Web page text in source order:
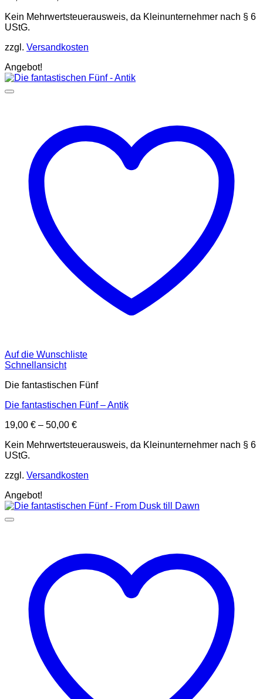
Kein Mehrwertsteuerausweis, da Kleinunternehmer nach § 6
UStG.
zzgl. Versandkosten
Angebot!
Auf die Wunschliste
Schnellansicht
Die fantastischen Fünf
Die fantastischen Fünf – Antik
19,00 € – 50,00 €
Kein Mehrwertsteuerausweis, da Kleinunternehmer nach § 6
UStG.
zzgl. Versandkosten
Angebot!